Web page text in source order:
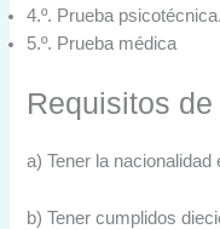
4.º. Prueba psicotécnica.
5.º. Prueba médica
Requisitos
a) Tener la nacionalidad
b) Tener cumplidos